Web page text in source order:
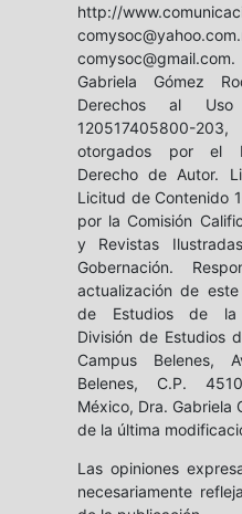
http://
Gabriela Gómez
Derechos al Uso
120517405800-
otorgados por el
Derecho de Autor.
Licitud de Contenido
por la Comisión
y Revistas
Gobernación.
actualización de
de Estudios de la
División de Estudios
Campus Belenes,
Belenes, C.P.
México, Dra. Gabriela
de la última
Las opiniones
necesariamente